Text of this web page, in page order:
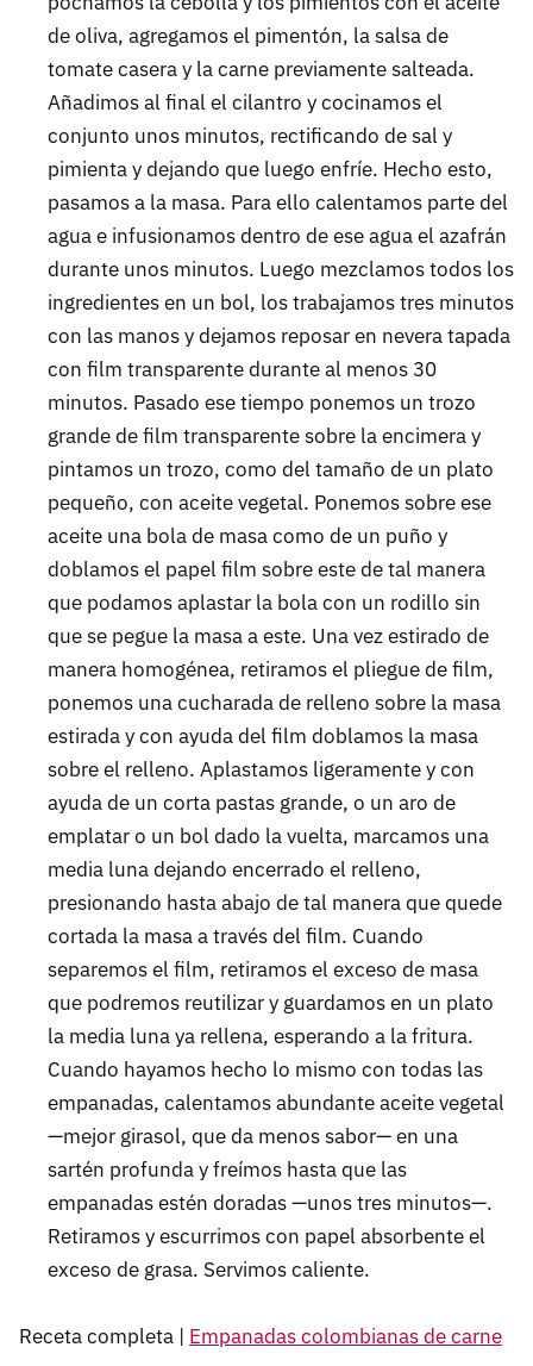
de oliva, agregamos el pimentón, la salsa de
tomate casera y la carne previamente salteada.
Añadimos al final el cilantro y cocinamos el
conjunto unos minutos, rectificando de sal y
pimienta y dejando que luego enfríe. Hecho esto,
pasamos a la masa. Para ello calentamos parte del
agua e infusionamos dentro de ese agua el azafrán
durante unos minutos. Luego mezclamos todos los
ingredientes en un bol, los trabajamos tres minutos
con las manos y dejamos reposar en nevera tapada
con film transparente durante al menos 30
minutos. Pasado ese tiempo ponemos un trozo
grande de film transparente sobre la encimera y
pintamos un trozo, como del tamaño de un plato
pequeño, con aceite vegetal. Ponemos sobre ese
aceite una bola de masa como de un puño y
doblamos el papel film sobre este de tal manera
que podamos aplastar la bola con un rodillo sin
que se pegue la masa a este. Una vez estirado de
manera homogénea, retiramos el pliegue de film,
ponemos una cucharada de relleno sobre la masa
estirada y con ayuda del film doblamos la masa
sobre el relleno. Aplastamos ligeramente y con
ayuda de un corta pastas grande, o un aro de
emplatar o un bol dado la vuelta, marcamos una
media luna dejando encerrado el relleno,
presionando hasta abajo de tal manera que quede
cortada la masa a través del film. Cuando
separemos el film, retiramos el exceso de masa
que podremos reutilizar y guardamos en un plato
la media luna ya rellena, esperando a la fritura.
Cuando hayamos hecho lo mismo con todas las
empanadas, calentamos abundante aceite vegetal
—mejor girasol, que da menos sabor— en una
sartén profunda y freímos hasta que las
empanadas estén doradas —unos tres minutos—.
Retiramos y escurrimos con papel absorbente el
exceso de grasa. Servimos caliente.
Receta completa | Empanadas colombianas de carne